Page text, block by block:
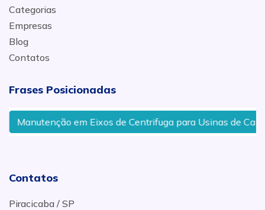
Categorias
Empresas
Blog
Contatos
Frases Posicionadas
Manutenção em Eixos de Centrifuga para Usinas de Cana
Contatos
Piracicaba / SP